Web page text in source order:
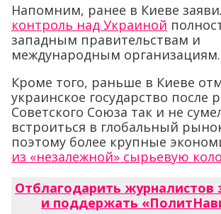
Напомним, ранее в Киеве
контроль над Украиной
западным правительствам и
международным организациям.
Кроме того, раньше в Киеве
украинское государство после
Советского Союза так и не
встроиться в глобальный
поэтому более крупные
из «незалежной» сырьевую
Отблагодарить журналистов
и поддержать